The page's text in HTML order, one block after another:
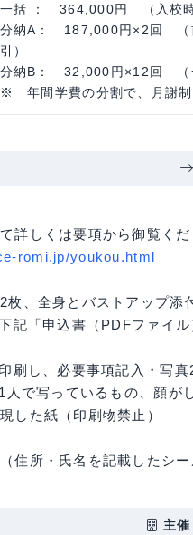
一括 ： 364,000円 （入校
分納A： 187,000円×2回 （
引）
分納B： 32,000円×12回 （
※ 年間学費の分割で、月謝制
詳しくは要項から御覧くだ
romi.jp/youkou.html
枚、全身とバストアップ添
「申込書（PDFファイル
し、必要事項記入・写真
で写っているもの、顔が
した紙（印刷物禁止）
住所・氏名を記載したシ
主